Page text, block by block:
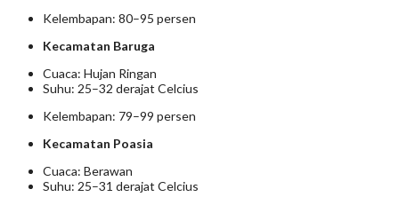
Kelembapan: 80–95 persen
Kecamatan Baruga
Cuaca: Hujan Ringan
Suhu: 25–32 derajat Celcius
Kelembapan: 79–99 persen
Kecamatan Poasia
Cuaca: Berawan
Suhu: 25–31 derajat Celcius